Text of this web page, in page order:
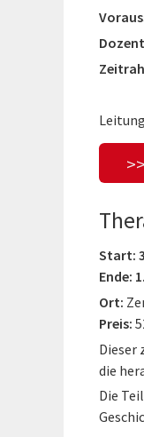
Start:
Ende:
Ort:
Preis:
Dieser
die
Die